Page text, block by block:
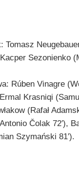
Tomasz
Sezonienko
Rúben Vinagre
Krasniqi
(Rafał
Čolak 72′),
Szymański 81′).